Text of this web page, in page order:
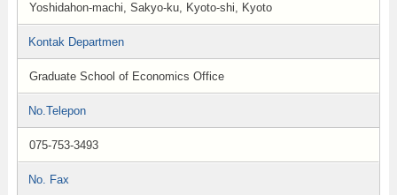
Yoshidahon-machi, Sakyo-ku, Kyoto-shi, Kyoto
Kontak Departmen
Graduate School of Economics Office
No.Telepon
075-753-3493
No. Fax